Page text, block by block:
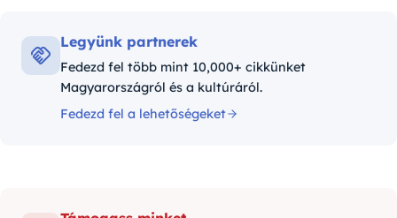
Legyünk partnerek
Fedezd fel több mint 10,000+ cikkünket
Magyarországról és a kultúráról.
Fedezd fel a lehetőségeket